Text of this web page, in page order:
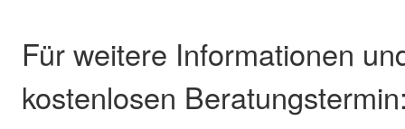
Für weitere Informationen
kostenlosen